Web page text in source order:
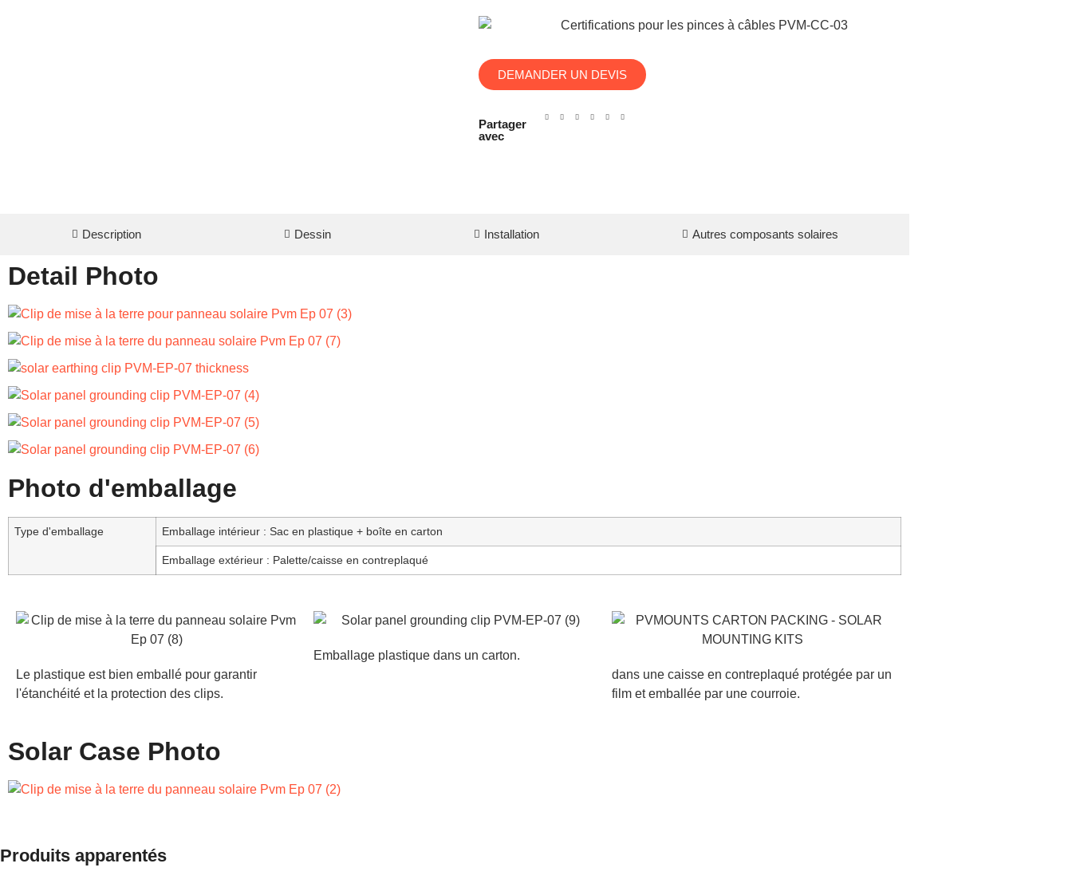
DEMANDER UN DEVIS
Partager
avec
Description Dessin Installation Autres composants solaires
Detail Photo
Photo d'emballage
Type d'emballage Emballage intérieur : Sac en plastique + boîte en carton
Emballage extérieur : Palette/caisse en contreplaqué
Le plastique est bien emballé pour garantir
l'étanchéité et la protection des clips.
Emballage plastique dans un carton.
dans une caisse en contreplaqué protégée par un
film et emballée par une courroie.
Solar Case Photo
Produits apparentés